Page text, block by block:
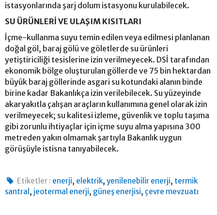
istasyonlarında şarj dolum istasyonu kurulabilecek.
SU ÜRÜNLERİ VE ULAŞIM KISITLARI
İçme-kullanma suyu temin edilen veya edilmesi planlanan
doğal göl, baraj gölü ve göletlerde su ürünleri
yetiştiriciliği tesislerine izin verilmeyecek. DSİ tarafından
ekonomik bölge oluşturulan göllerde ve 75 bin hektardan
büyük baraj göllerinde asgari su kotundaki alanın binde
birine kadar Bakanlıkça izin verilebilecek. Su yüzeyinde
akaryakıtla çalışan araçların kullanımına genel olarak izin
verilmeyecek; su kalitesi izleme, güvenlik ve toplu taşıma
gibi zorunlu ihtiyaçlar için içme suyu alma yapısına 300
metreden yakın olmamak şartıyla Bakanlık uygun
görüşüyle istisna tanıyabilecek.
Etiketler : enerji, elektrik,yenilenebilir enerji, termik
santral , jeotermal enerji, güneş enerjisi, çevre mevzuatı